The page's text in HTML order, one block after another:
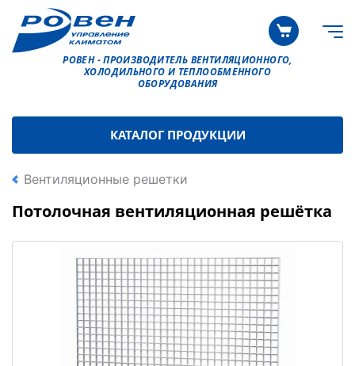
РОВЕН - ПРОИЗВОДИТЕЛЬ ВЕНТИЛЯЦИОННОГО,
ХОЛОДИЛЬНОГО И ТЕПЛООБМЕННОГО
ОБОРУДОВАНИЯ
КАТАЛОГ ПРОДУКЦИИ
Вентиляционные решетки
Потолочная вентиляционная решётка